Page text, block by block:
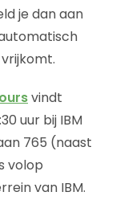
je dan aan
vindt
uur bij IBM
765 (naast
volop
van IBM.